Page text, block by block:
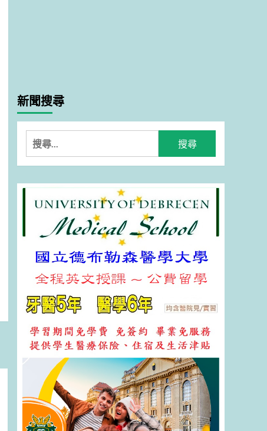
新聞搜尋
搜
尋
關
鍵